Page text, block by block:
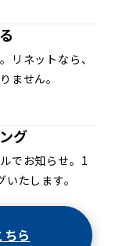
リネットなら、
ません。
グ
でお知らせ。1
たします。
ら